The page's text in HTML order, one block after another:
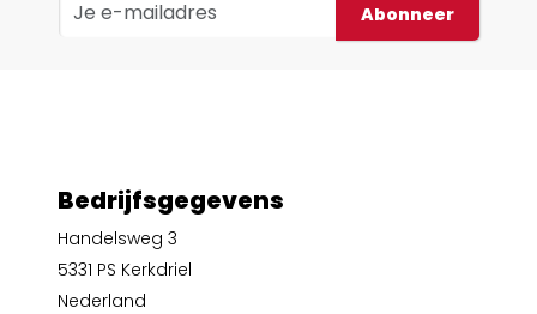
Abonneer
Bedrijfsgegevens
Handelsweg 3
5331 PS Kerkdriel
Nederland